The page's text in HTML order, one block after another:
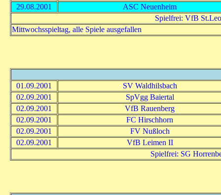
29.08.2001
ASC Neuenheim
Spielfrei: VfB
Mittwochsspieltag, alle Spiele ausgefallen
01.09.2001
SV Waldhilsbach
02.09.2001
SpVgg Baiertal
02.09.2001
VfB Rauenberg
02.09.2001
FC Hirschhorn
02.09.2001
FV Nußloch
02.09.2001
VfB Leimen II
Spielfrei: SG